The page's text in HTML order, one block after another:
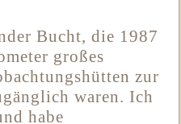
Bucht, die 1987
großes
zur
waren. Ich
habe